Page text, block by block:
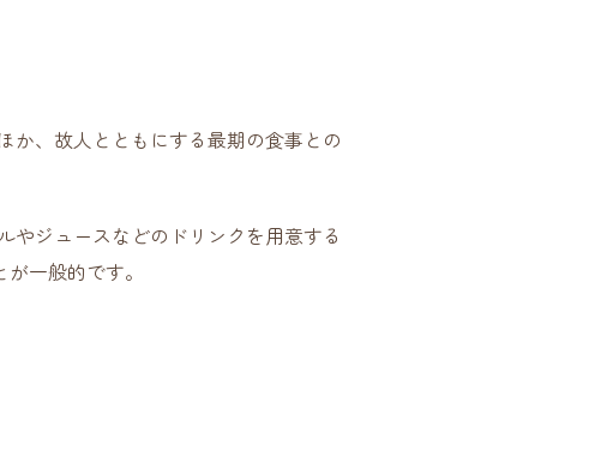
か、故人とともにする最期の食事との
ジュースなどのドリンクを用意する
一般的です。